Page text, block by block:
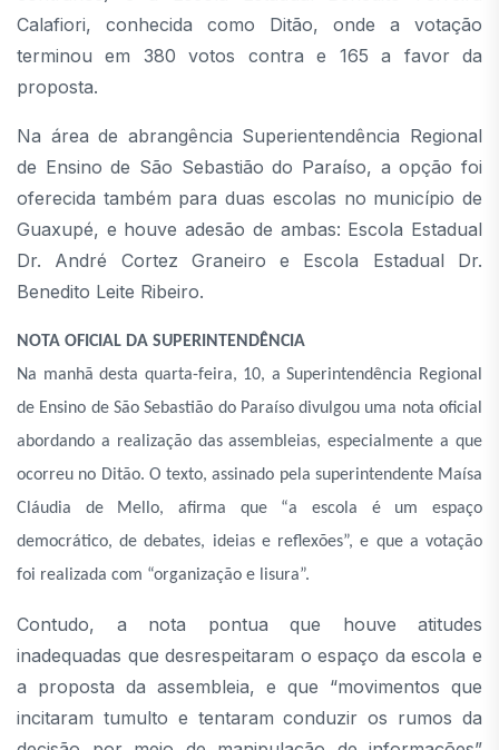
Calafiori, conhecida como Ditão, onde a votação
terminou em 380 votos contra e 165 a favor da
proposta.
Na área de abrangência Superientendência Regional
de Ensino de São Sebastião do Paraíso, a opção foi
oferecida também para duas escolas no município de
Guaxupé, e houve adesão de ambas: Escola Estadual
Dr. André Cortez Graneiro e Escola Estadual Dr.
Benedito Leite Ribeiro.
NOTA OFICIAL DA SUPERINTENDÊNCIA
Na manhã desta quarta-feira, 10, a Superintendência Regional
de Ensino de São Sebastião do Paraíso divulgou uma nota oficial
abordando a realização das assembleias, especialmente a que
ocorreu no Ditão. O texto, assinado pela superintendente Maísa
Cláudia de Mello, afirma que “a escola é um espaço
democrático, de debates, ideias e reflexões”, e que a votação
foi realizada com “organização e lisura”.
Contudo, a nota pontua que houve atitudes
inadequadas que desrespeitaram o espaço da escola e
a proposta da assembleia, e que “movimentos que
incitaram tumulto e tentaram conduzir os rumos da